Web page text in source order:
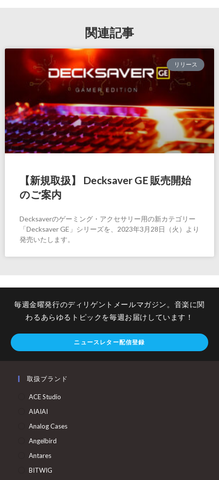
関連記事
リリース
【新規取扱】 Decksaver GE 販売開始
のご案内
Decksaverのゲーミング・アクセサリー用の新カテゴリー
「Decksaver GE」シリーズを、2023年3月28日（火）より
発売いたします。
毎週金曜発行のディリゲントメールマガジン。音楽に関
わるあらゆるトピックを毎週お届けしています！
ニュースレター配信登録
取扱ブランド
ACE Studio
AIAIAI
Analog Cases
Angelbird
Antares
BITWIG